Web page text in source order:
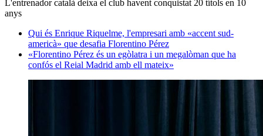
L'entrenador català deixa el club havent conquistat 20 títols en 10
anys
Qui és Enrique Riquelme, l'empresari amb «accent sud-
americà» que desafia Florentino Pérez
«Florentino Pérez és un egòlatra i un megalòman que ha
confós el Reial Madrid amb ell mateix»